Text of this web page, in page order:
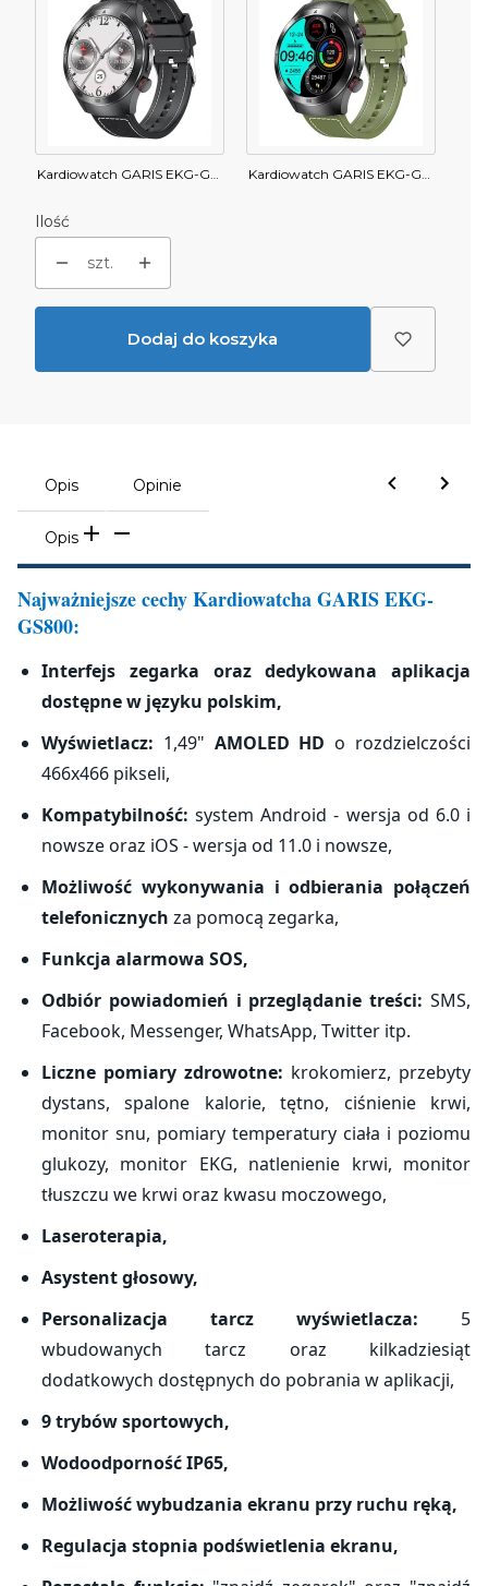
Ilość
szt.
Dodaj do koszyka
Opis Opinie
Opis
Najważniejsze cechy Kardiowatcha GARIS EKG-
GS800:
Interfejs zegarka oraz dedykowana aplikacja
dostępne w języku polskim,
Wyświetlacz: 1,49" AMOLED HD o rozdzielczości
466x466 pikseli,
Kompatybilność: system Android - wersja od 6.0 i
nowsze oraz iOS - wersja od 11.0 i nowsze,
Możliwość wykonywania i odbierania połączeń
telefonicznych za pomocą zegarka,
Funkcja alarmowa SOS,
Odbiór powiadomień i przeglądanie treści: SMS,
Facebook, Messenger, WhatsApp, Twitter itp.
Liczne pomiary zdrowotne: krokomierz, przebyty
dystans, spalone kalorie, tętno, ciśnienie krwi,
monitor snu, pomiary temperatury ciała i poziomu
glukozy, monitor EKG, natlenienie krwi, monitor
tłuszczu we krwi oraz kwasu moczowego,
Laseroterapia,
Asystent głosowy,
Personalizacja tarcz wyświetlacza: 5
wbudowanych tarcz oraz kilkadziesiąt
dodatkowych dostępnych do pobrania w aplikacji,
9 trybów sportowych,
Wodoodporność IP65,
Możliwość wybudzania ekranu przy ruchu ręką,
Regulacja stopnia podświetlenia ekranu,